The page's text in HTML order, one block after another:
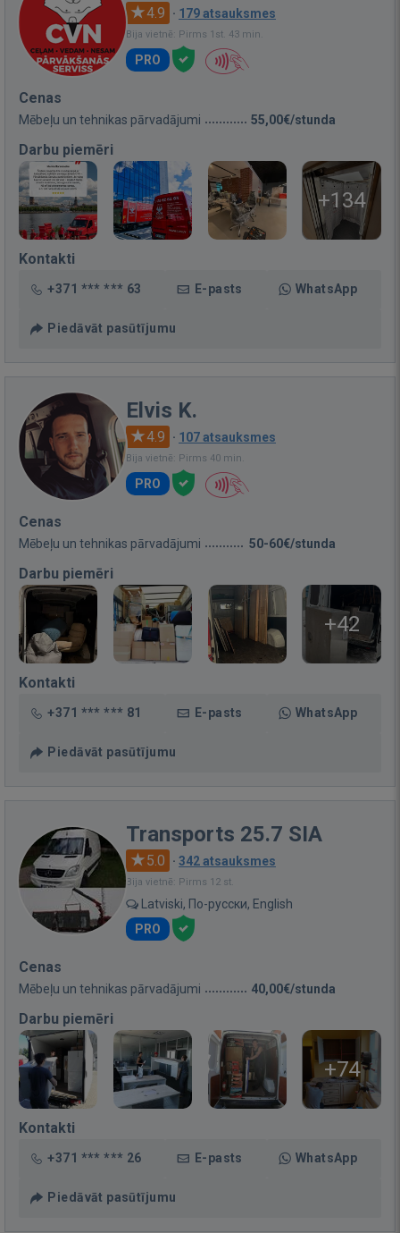
4.9 · 179 atsauksmes
Bija vietnē: Pirms 1st. 43 min.
PRO
Cenas
Mēbeļu un tehnikas pārvadājumi 55,00€/stunda
Darbu piemēri
+134
Kontakti
+371 *** *** 63 E-pasts WhatsApp
Piedāvāt pasūtījumu
Elvis K.
4.9 · 107 atsauksmes
Bija vietnē: Pirms 40 min.
PRO
Cenas
Mēbeļu un tehnikas pārvadājumi 50-60€/stunda
Darbu piemēri
+42
Kontakti
+371 *** *** 81 E-pasts WhatsApp
Piedāvāt pasūtījumu
Transports 25.7 SIA
5.0 · 342 atsauksmes
Bija vietnē: Pirms 12 st.
Latviski, По-русски, English
PRO
Cenas
Mēbeļu un tehnikas pārvadājumi 40,00€/stunda
Darbu piemēri
+74
Kontakti
+371 *** *** 26 E-pasts WhatsApp
Piedāvāt pasūtījumu